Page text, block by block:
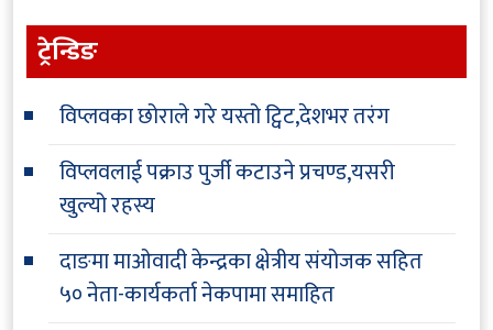
ट्रेन्डिङ
विप्लवका छोराले गरे यस्तो ट्विट,देशभर तरंग
विप्लवलाई पक्राउ पुर्जी कटाउने प्रचण्ड,यसरी
खुल्यो रहस्य
दाङमा माओवादी केन्द्रका क्षेत्रीय संयोजक सहित
५० नेता-कार्यकर्ता नेकपामा समाहित